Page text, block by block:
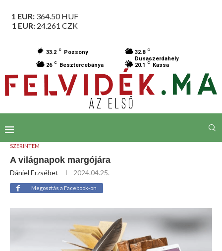
1 EUR: 364.50HUF
1 EUR: 24.261 CZK
33.2 C Pozsony 32.8 C
Dunaszerdahely
26 C Besztercebánya 20.1 C Kassa
SZERINTEM
A világnapok margójára
Dániel Erzsébet 2024.04.25.
Megosztás a Facebook-on